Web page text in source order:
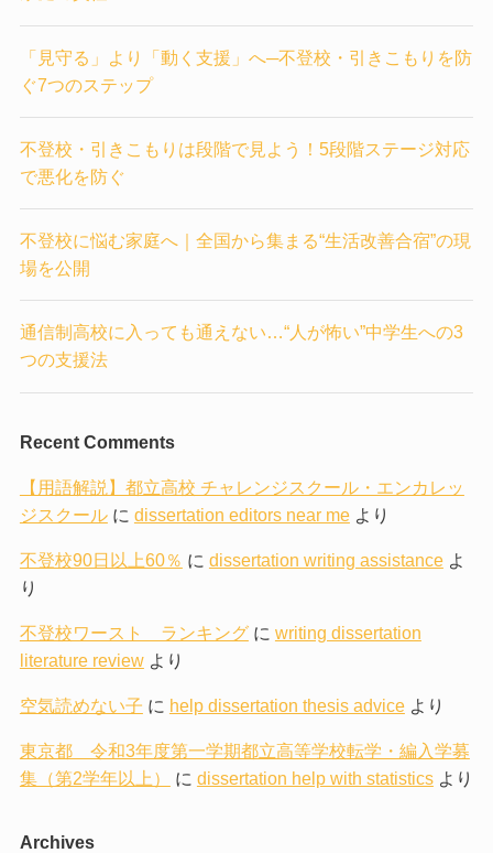
「見守る」より「動く支援」へ─不登校・引きこもりを防
ぐ7つのステップ
不登校・引きこもりは段階で見よう！5段階ステージ対応
で悪化を防ぐ
不登校に悩む家庭へ｜全国から集まる“生活改善合宿”の現
場を公開
通信制高校に入っても通えない…“人が怖い”中学生への3
つの支援法
Recent Comments
【用語解説】都立高校 チャレンジスクール・エンカレッ
ジスクールに dissertation editors near meより
不登校90日以上60％ に dissertation writing assistanceよ
り
不登校ワースト ランキングに writing dissertation
literature reviewより
空気読めない子 に help dissertation thesis adviceより
東京都 令和3年度第一学期都立高等学校転学・編入学募
集（第2学年以上）
に dissertation help with statisticsより
Archives